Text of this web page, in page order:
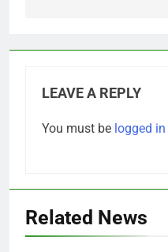
LEAVE A REPLY
You must be logged in
Related News